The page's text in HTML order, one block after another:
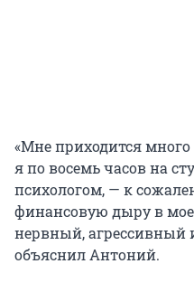
«Мне приходится много
я по восемь часов на
психологом, — к
финансовую дыру в
нервный, агрессивный
объяснил Антоний.